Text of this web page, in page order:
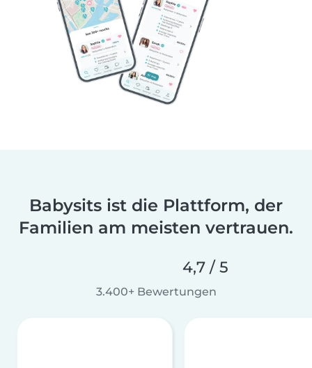
Babysits ist die Plattform, der
Familien am meisten vertrauen.
4,7 / 5
3.400+ Bewertungen